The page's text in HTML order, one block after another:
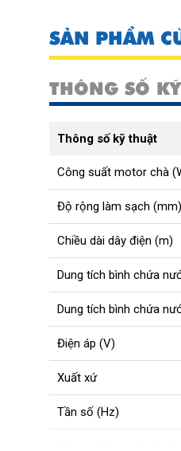
SẢN PHẨM
THÔNG SỐ
Thông số kỹ thuật
Công suất motor chà
Độ rộng làm sạch (mm)
Chiều dài dây điện (m)
Dung tích bình chứa
Dung tích bình chứa
Điện áp (V)
Xuất xứ
Tần số (Hz)